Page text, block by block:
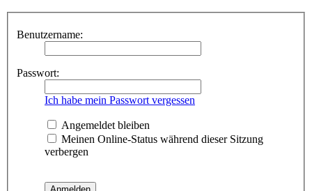
Benutzername:
Passwort:
Ich habe mein Passwort vergessen
Angemeldet bleiben
Meinen Online-Status während dieser Sitzung
verbergen